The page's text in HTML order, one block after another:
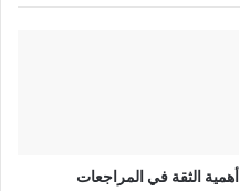
أهمية الثقة في المراجعات